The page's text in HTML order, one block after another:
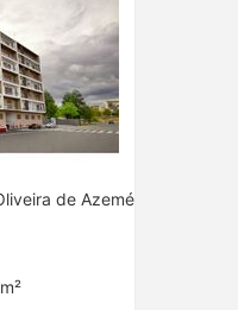
de Azeméis, Aveiro